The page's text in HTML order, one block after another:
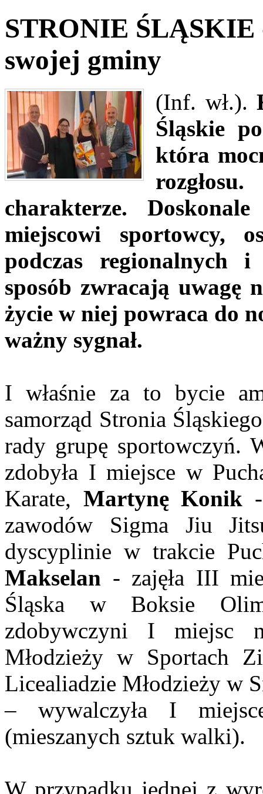
STRONIE ŚLĄSKIE
swojej gminy
(Inf. wł.).
Śląskie
która
charakterze.
miejscowi sportowcy,
podczas regionalnych
sposób zwracają uwagę
życie w niej powraca do
ważny sygnał.
I właśnie za to bycie
samorząd Stronia
rady grupę sportowczyń.
zdobyła I miejsce w
Karate, Martynę Konik
zawodów Sigma Jiu
dyscyplinie w trakcie
Makselan - zajęła III
Śląska w Boksie
zdobywczyni I miejsc
Młodzieży w Sportach
Licealiadzie Młodzieży w
– wywalczyła I
(mieszanych sztuk walki).
W przypadku jednej z